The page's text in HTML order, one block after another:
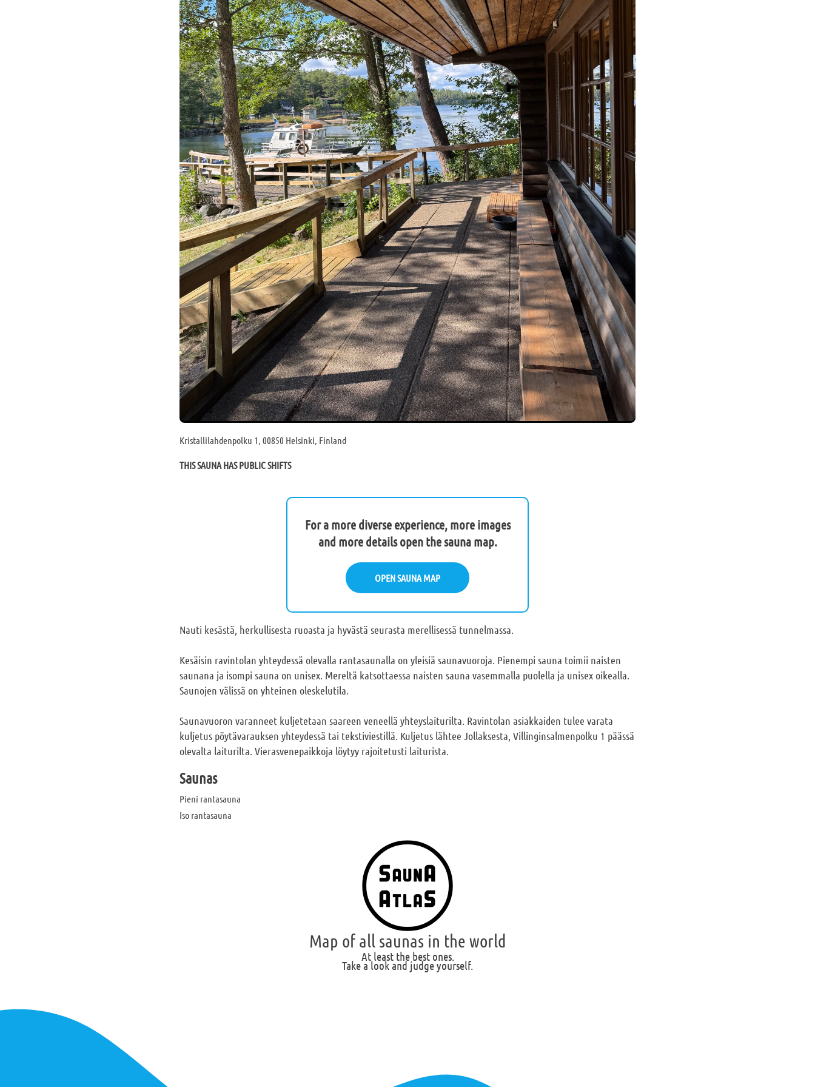
Kristallilahdenpolku 1, 00850 Helsinki, Finland
THIS SAUNA HAS PUBLIC SHIFTS
For a more diverse experience, more images
and more details open the sauna map.
OPEN SAUNA MAP
Nauti kesästä, herkullisesta ruoasta ja hyvästä seurasta merellisessä tunnelmassa.
Kesäisin ravintolan yhteydessä olevalla rantasaunalla on yleisiä saunavuoroja. Pienempi sauna toimii naisten
saunana ja isompi sauna on unisex. Mereltä katsottaessa naisten sauna vasemmalla puolella ja unisex oikealla.
Saunojen välissä on yhteinen oleskelutila.
Saunavuoron varanneet kuljetetaan saareen veneellä yhteyslaiturilta. Ravintolan asiakkaiden tulee varata
kuljetus pöytävarauksen yhteydessä tai tekstiviestillä. Kuljetus lähtee Jollaksesta, Villinginsalmenpolku 1 päässä
olevalta laiturilta. Vierasvenepaikkoja löytyy rajoitetusti laiturista.
Saunas
Pieni rantasauna
Iso rantasauna
Map of all saunas in the world
At least the best ones.
Take a look and judge yourself.